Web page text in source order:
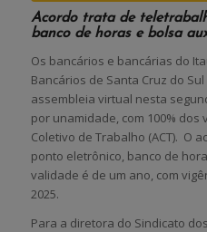
Acordo trata de
banco de horas e bolsa
Os bancários e bancárias do
Bancários de Santa Cruz do
assembleia virtual nesta
por unamidade, com 100%
Coletivo de Trabalho (ACT). O
ponto eletrônico, banco de
validade é de um ano, com
2025.
Para a diretora do Sindicato